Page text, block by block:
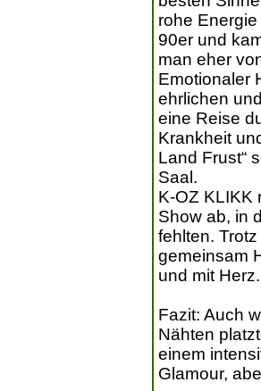
rohe
90er und
man eher
Emotionaler
ehrlichen
eine Reise
Krankheit
Land Frust“
Saal.
K-OZ KLIKK
Show ab, in
fehlten.
gemeinsam
und mit Herz.
Fazit: Auch
Nähten
einem
Glamour,